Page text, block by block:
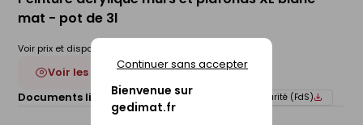
Bienvenue sur
gedimat.fr
Continuer sans accepter
mat - pot de 3l
Voir prix et disponibilité en magasin
Voir les 2 déclinaisons
Documents liés :
Fiche technique Fiche de sécurité (FdS)